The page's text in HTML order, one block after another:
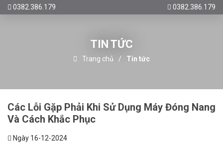
0382.386.179 0382.386.179
TIN TỨC
Trang chủ Tin tức
Các Lỗi Gặp Phải Khi Sử Dụng Máy Đóng Nang
Và Cách Khắc Phục
Ngày 16-12-2024